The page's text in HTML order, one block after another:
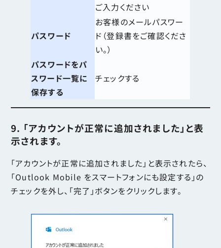
ご入力ください
パスワード
お客様のメールパスワー
ド（登録書をご確認くださ
い。）
パスワードをパ
スワード一覧に
保存する
チェックする
9. 「アカウントが正常に追加されました」と表
示されます。
「アカウントが正常に追加されました」と表示されたら、
「Outlook Mobile をスマートフォンにも設定する」の
チェックを外し、「完了」ボタンをクリックします。